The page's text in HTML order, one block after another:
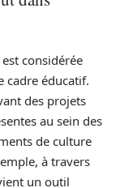
considérée
cadre éducatif.
des projets
au sein des
de culture
à travers
un outil